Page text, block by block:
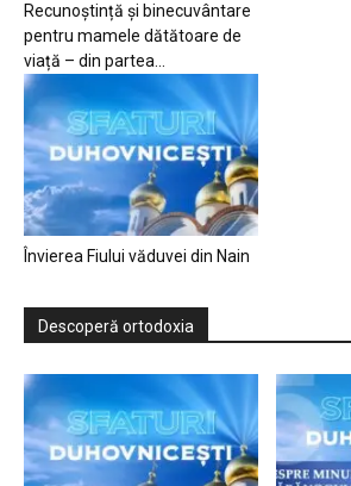
Recunoștință și binecuvântare
pentru mamele dătătoare de
viață – din partea...
Învierea Fiului văduvei din Nain
Descoperă ortodoxia